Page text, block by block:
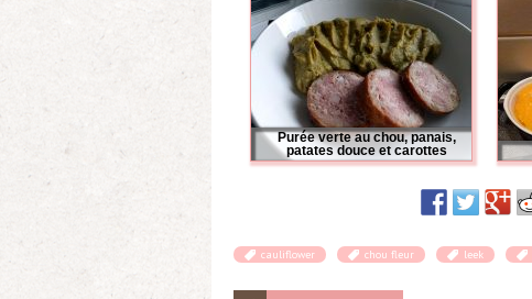
Purée verte au chou, panais,
patates douce et carottes
cauliflower chou fleur leek